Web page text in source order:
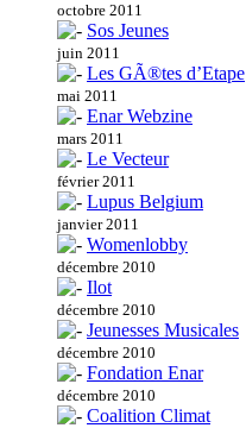
octobre 2011
Sos Jeunes
juin 2011
Les GÃ®tes d’Etape
mai 2011
Enar Webzine
mars 2011
Le Vecteur
février 2011
Lupus Belgium
janvier 2011
Womenlobby
décembre 2010
Ilot
décembre 2010
Jeunesses Musicales
décembre 2010
Fondation Enar
décembre 2010
Coalition Climat